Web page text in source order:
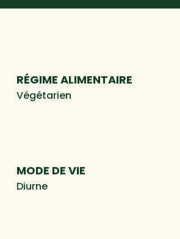
RÉGIME ALIMENTAIRE
Végétarien
MODE DE VIE
Diurne